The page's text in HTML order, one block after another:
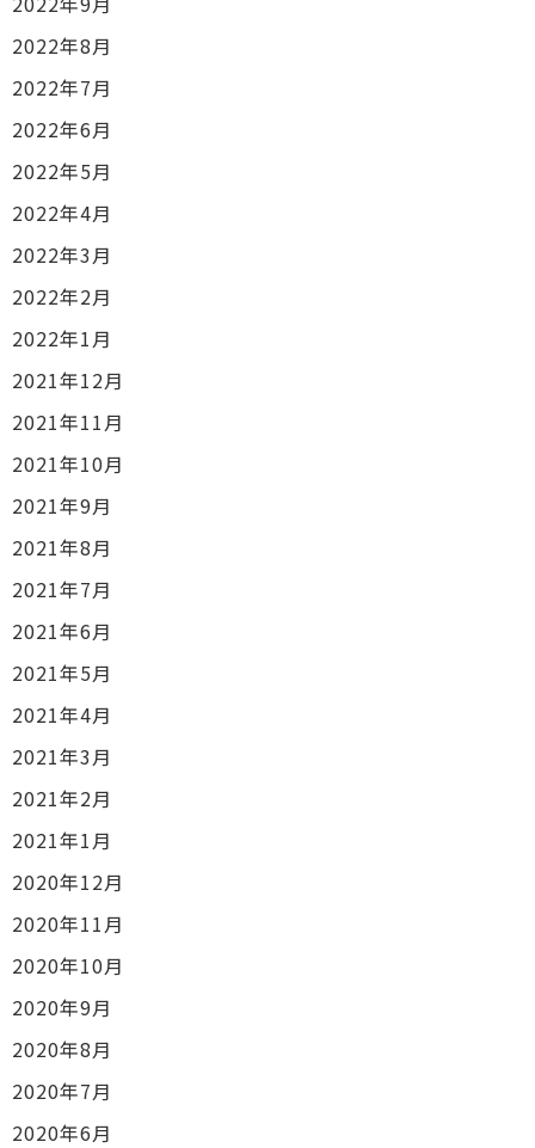
2022年8月
2022年7月
2022年6月
2022年5月
2022年4月
2022年3月
2022年2月
2022年1月
2021年12月
2021年11月
2021年10月
2021年9月
2021年8月
2021年7月
2021年6月
2021年5月
2021年4月
2021年3月
2021年2月
2021年1月
2020年12月
2020年11月
2020年10月
2020年9月
2020年8月
2020年7月
2020年6月